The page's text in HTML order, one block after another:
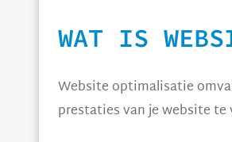
WAT IS
Website optimalisatie
prestaties van je website